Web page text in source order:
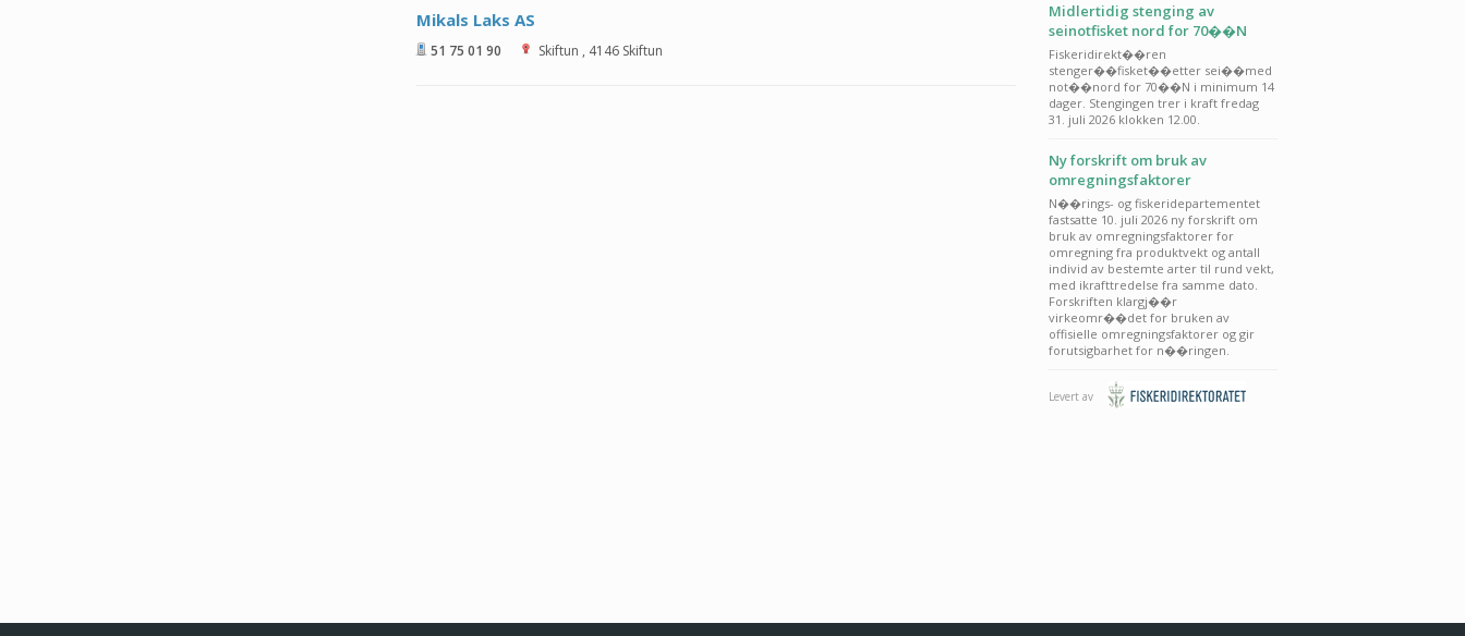
Mikals Laks AS
51 75 01 90 Skiftun , 4146 Skiftun
Midlertidig stenging av
seinotfisket nord for 70��N
Fiskeridirekt��ren
stenger��fisket��etter sei��med
not��nord for 70��N i minimum 14
dager. Stengingen trer i kraft fredag
31. juli 2026 klokken 12.00.
Ny forskrift om bruk av
omregningsfaktorer
N��rings- og fiskeridepartementet
fastsatte 10. juli 2026 ny forskrift om
bruk av omregningsfaktorer for
omregning fra produktvekt og antall
individ av bestemte arter til rund vekt,
med ikrafttredelse fra samme dato.
Forskriften klargj��r
virkeomr��det for bruken av
offisielle omregningsfaktorer og gir
forutsigbarhet for n��ringen.
Levert av